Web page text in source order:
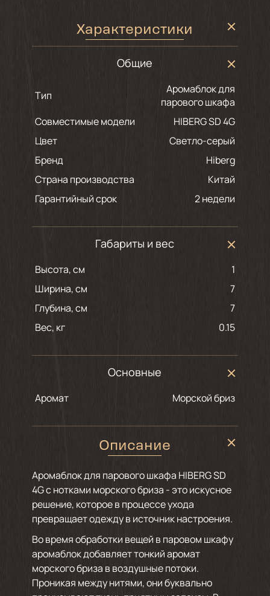
Характеристики
Общие
Тип
Аромаблок для
парового шкафа
Совместимые модели
HIBERG SD 4G
Цвет
светло-серый
Бренд
Hiberg
Страна производства
Китай
Гарантийный срок
2 недели
Габариты и вес
Высота, см
1
Ширина, см
7
Глубина, см
7
Вес, кг
0.15
Основные
Аромат морской бриз
Описание
Аромаблок для парового шкафа HIBERG SD
4G с нотками морского бриза - это искусное
решение, которое в процессе ухода
превращает одежду в источник настроения.
Во время обработки вещей в паровом шкафу
аромаблок добавляет тонкий аромат
морского бриза в воздушные потоки.
Проникая между нитями, они буквально